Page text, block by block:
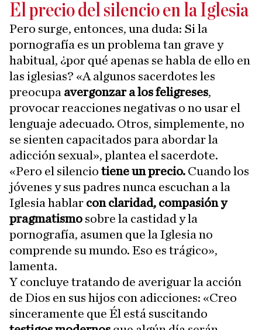
El precio del silencio en la Iglesia
Pero surge, entonces, una duda: Si la
pornografía es un problema tan grave y
habitual, ¿por qué apenas se habla de ello en
las iglesias? «A algunos sacerdotes les
preocupa avergonzar a los feligreses,
provocar reacciones negativas o no usar el
lenguaje adecuado. Otros, simplemente, no
se sienten capacitados para abordar la
adicción sexual», plantea el sacerdote.
«Pero el silencio tiene un precio. Cuando los
jóvenes y sus padres nunca escuchan a la
Iglesia hablar con claridad, compasión y
pragmatismo sobre la castidad y la
pornografía, asumen que la Iglesia no
comprende su mundo. Eso es trágico»,
lamenta.
Y concluye tratando de averiguar la acción
de Dios en sus hijos con adicciones: «Creo
sinceramente que Él está suscitando